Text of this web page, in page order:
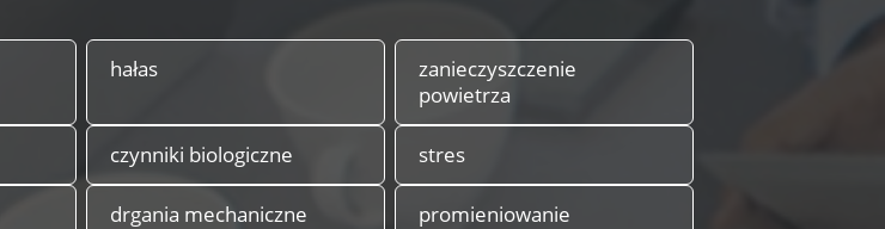
hałas
zanieczyszczenie
powietrza
czynniki biologiczne stres
drgania mechaniczne promieniowanie